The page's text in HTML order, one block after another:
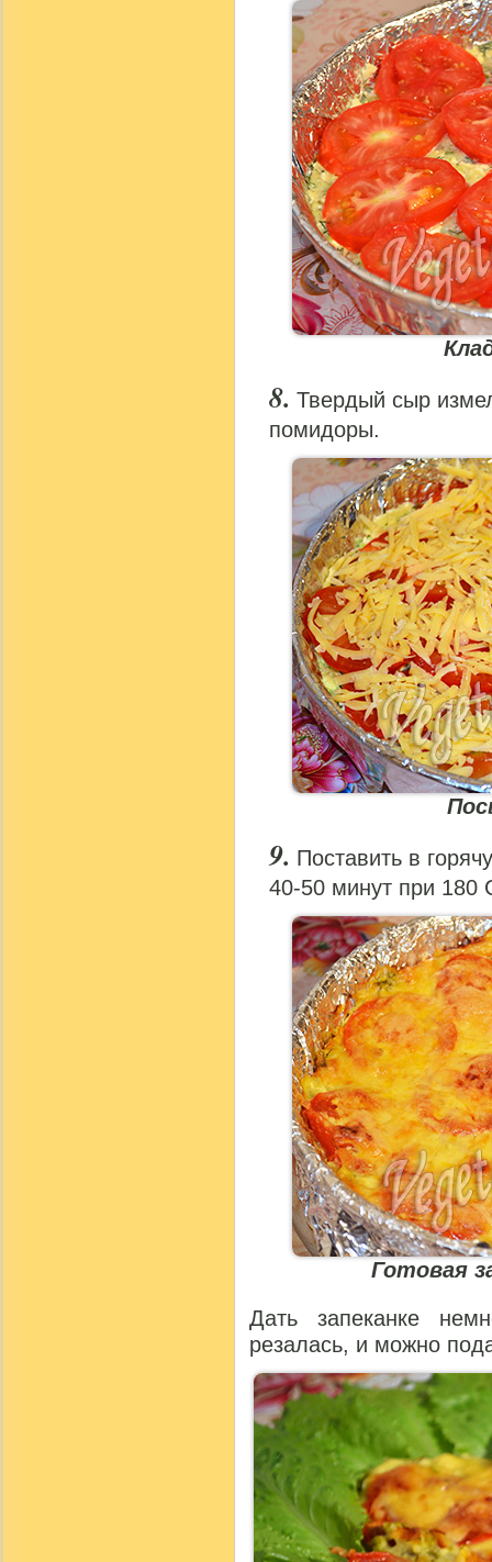
Твердый сыр
помидоры.
Поставить в
40-50 минут при 180
Готовая
Дать запеканке
резалась, и можно